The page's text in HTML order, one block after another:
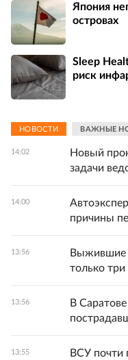
Япония
островах
Sleep
риск
НОВОСТИ ВАЖНЫЕ
14:02
Новый
задачи
14:00
причины
13:56
Выжившие
только
13:56
В
13:55
ВСУ почти